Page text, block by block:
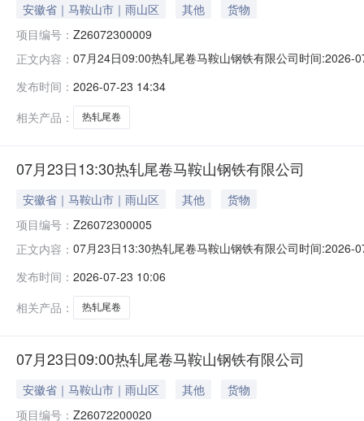
安徽省｜马鞍山市｜雨山区 其他
货物
项目编号： Z26072300009
正文内容： 07月24日09:00热轧尾卷马鞍山钢铁有限公司时间
保证金：￥1,700.00元交易保证金：￥1,700.00元竞价
发布时间： 2026-07-23 14:34
相关产品：
热轧尾卷
07月23日13:30热轧尾卷马鞍山钢铁有限公司
安徽省｜马鞍山市｜雨山区 其他
货物
项目编号： Z26072300005
正文内容： 07月23日13:30热轧尾卷马鞍山钢铁有限公司时间
保证金：￥1,700.00元交易保证金：￥1,700.00元竞价
发布时间： 2026-07-23 10:06
相关产品：
热轧尾卷
07月23日09:00热轧尾卷马鞍山钢铁有限公司
安徽省｜马鞍山市｜雨山区 其他
货物
项目编号： Z26072200020